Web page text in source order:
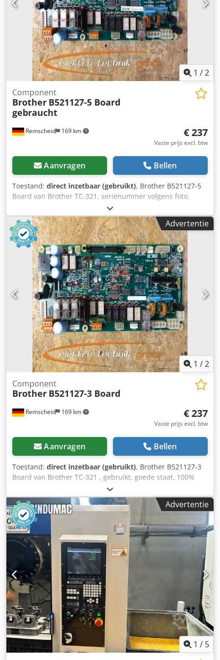
1 /2
Remscheid 169 km
Component
Brother B521127-5 Board
gebraucht
€ 237
Vaste prijs excl. btw
Aanvragen Bellen
Toestand: direct inzetbaar (gebruikt), Brother B521127-5
Board van Brother TC-321, serienummer volgens foto,
gebruikt, goede staat, 100% functioneel. Dkodpoi D Ulcefx
Ab Ser
Advertentie
1 /2
Remscheid 169 km
Component
Brother B521127-3 Board
€ 237
Vaste prijs excl. btw
Aanvragen Bellen
Toestand: direct inzetbaar (gebruikt), Brother B521127-3
Board van Brother TC-321 , gebruikt, goede staat, 100%
functioneel. Dedpfx Abei D Uk Us Sokr
Advertentie
1 / 5